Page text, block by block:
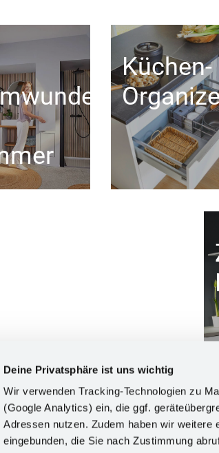
Deine Privatsphäre ist uns wichtig
Wir verwenden Tracking-Technologien zu
(Google Analytics) ein, die ggf.
Adressen nutzen. Zudem haben wir weitere
eingebunden, die Sie nach Zustimmung
Küchen-